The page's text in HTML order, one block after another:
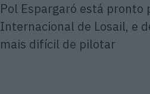
Pol Espargaró está pronto
Internacional de Losail, e
mais difícil de pilotar